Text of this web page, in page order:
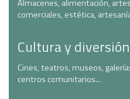
Almacenes, alimentación,
comerciales, estética,
Cultura y
Cines, teatros, museos,
centros comunitarios...